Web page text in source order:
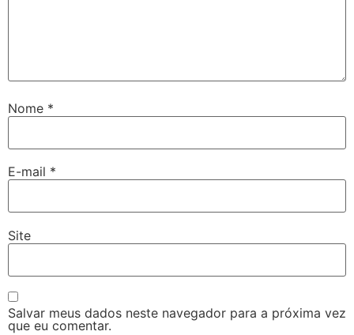
Nome *
E-mail *
Site
Salvar meus dados neste navegador para a próxima vez
que eu comentar.